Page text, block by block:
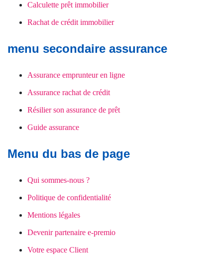
Calculette prêt immobilier
Rachat de crédit immobilier
menu secondaire assurance
Assurance emprunteur en ligne
Assurance rachat de crédit
Résilier son assurance de prêt
Guide assurance
Menu du bas de page
Qui sommes-nous ?
Politique de confidentialité
Mentions légales
Devenir partenaire e-premio
Votre espace Client